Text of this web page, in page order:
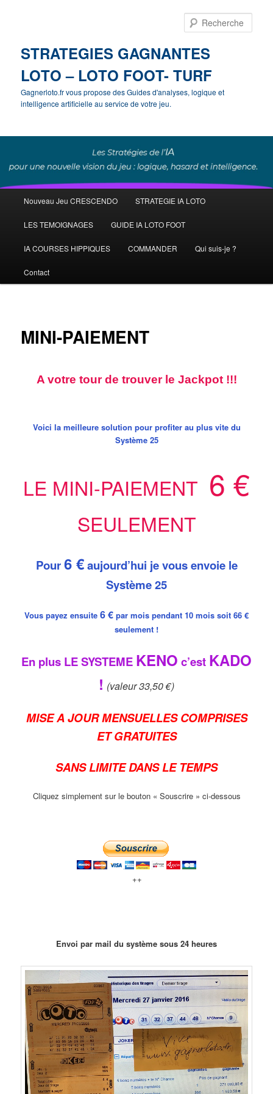
STRATEGIES GAGNANTES
LOTO – LOTO FOOT- TURF
Gagnerloto.fr vous propose des Guides d'analyses, logique et
intelligence artificielle au service de votre jeu.
principal
Aller
au
contenu
Nouveau Jeu CRESCENDO STRATEGIE IA LOTO
LES TEMOIGNAGES GUIDE IA LOTO FOOT
IA COURSES HIPPIQUES COMMANDER Qui suis-je ?
Contact
MINI-PAIEMENT
A votre tour de trouver le Jackpot !!!
Voici la meilleure solution pour profiter au plus vite du
Système 25
LE MINI-PAIEMENT 6 €
SEULEMENT
Pour6 €aujourd’hui je vous envoie le
Système 25
Vous payez ensuite 6 € par mois pendant 10 mois soit 66 €
seulement !
En plus LE SYSTEME KENO c’est KADO
! (valeur 33,50 €)
MISE A JOUR MENSUELLES COMPRISES
ET GRATUITES
SANS LIMITE DANS LE TEMPS
Cliquez simplement sur le bouton « Souscrire » ci-dessous
++
Envoi par mail du système sous 24 heures